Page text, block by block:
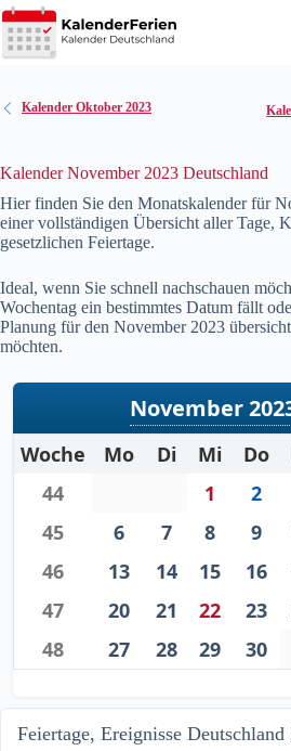
Zum
Inhalt
springen
Kalender Oktober 2023
Kalender November 2023 Deutschland
Hier finden Sie den Monatskalender für
einer vollständigen Übersicht aller Tage,
gesetzlichen Feiertage.
Ideal, wenn Sie schnell nachschauen
Wochentag ein bestimmtes Datum fällt
Planung für den November 2023
möchten.
November
Woche Mo Di Mi Do
44
1 2
45
6 7 8 9
46
13 14 15 16
47
20 21 22 23
48
27 28 29 30
Feiertage, Ereignisse Deutschland